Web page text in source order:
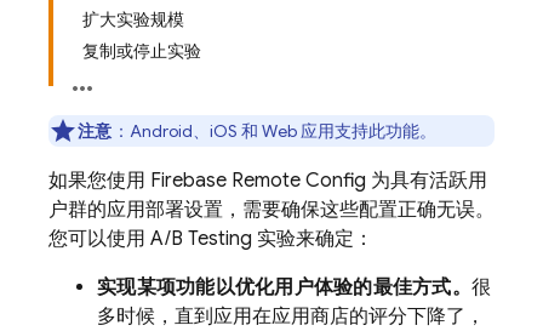
扩大实验规模
复制或停止实验
注意 ： Android、iOS 和 Web 应用支持此功能。
如果您使用 Firebase Remote Config 为具有活跃用
户群的应用部署设置，需要确保这些配置正确无误。
您可以使用 A/B Testing 实验来确定：
实现某项功能以优化用户体验的最佳方式。 很
多时候，直到应用在应用商店的评分下降了，